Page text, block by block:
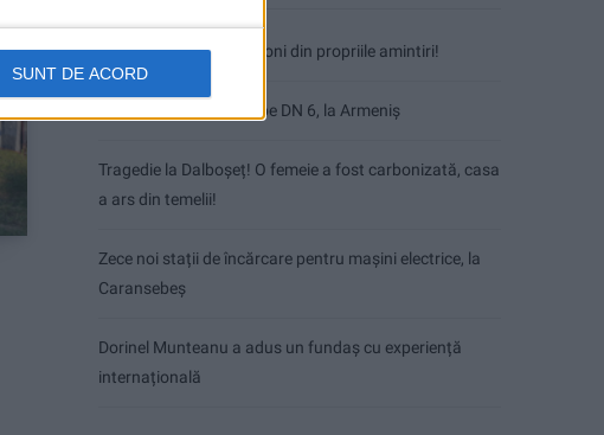
SUNT DE ACORD
Nimeni nu ne poate izgoni din propriile amintiri!
Impact frontal mortal pe DN 6, la Armeniș
Tragedie la Dalboşeț! O femeie a fost carbonizată, casa
a ars din temelii!
Zece noi stații de încărcare pentru mașini electrice, la
Caransebeș
Dorinel Munteanu a adus un fundaș cu experiență
internațională